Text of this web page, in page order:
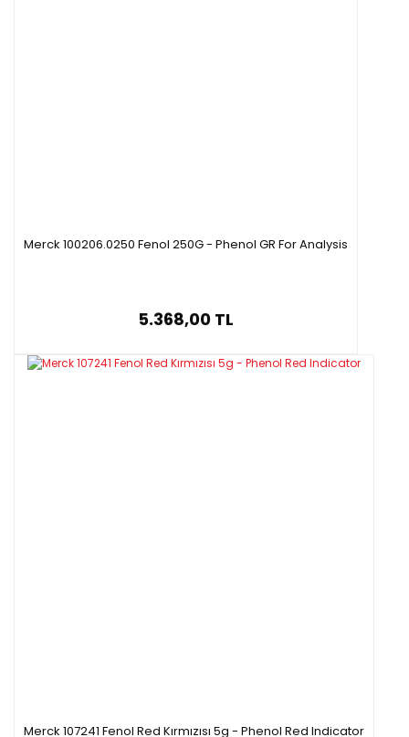
Merck 100206.0250 Fenol 250G - Phenol GR For Analysis
5.368,00 TL
Merck 107241 Fenol Red Kırmızısı 5g - Phenol Red Indicator